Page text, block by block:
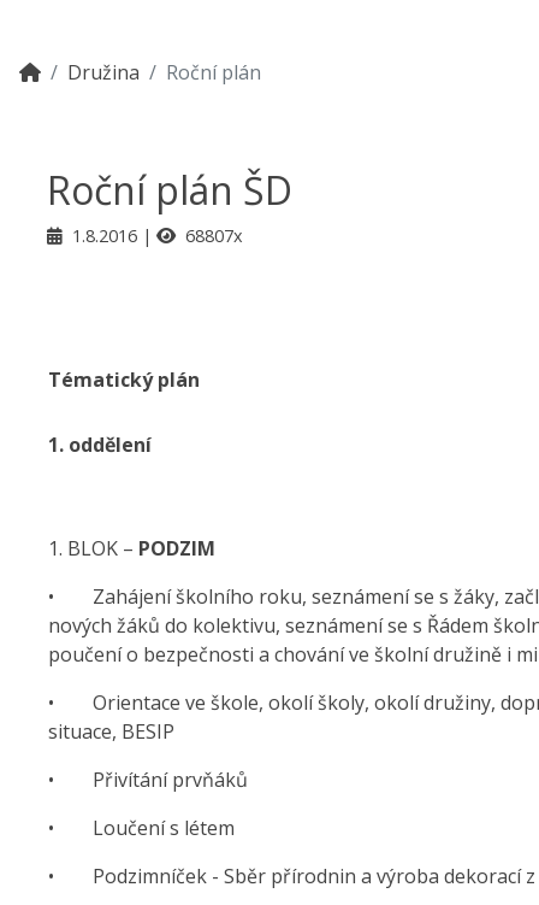
Družina Roční plán
Roční plán ŠD
1.8.2016 68807x
Tématický plán
1. oddělení
1. BLOK – PODZIM
• Zahájení školního roku, seznámení se s žáky,
nových žáků do kolektivu, seznámení se s Řádem
poučení o bezpečnosti a chování ve školní družině i
• Orientace ve škole, okolí školy, okolí družiny,
situace, BESIP
• Přivítání prvňáků
• Loučení s létem
• Podzimníček - Sběr přírodnin a výroba dekorací